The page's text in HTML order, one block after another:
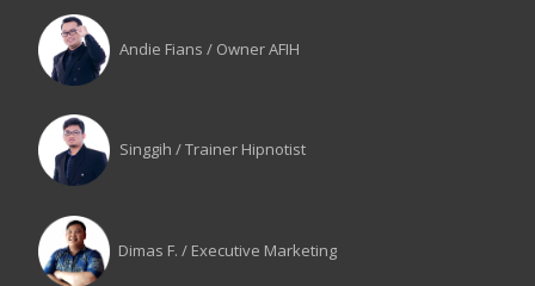
Andie Fians / Owner AFIH
Singgih / Trainer Hipnotist
Dimas F. / Executive Marketing